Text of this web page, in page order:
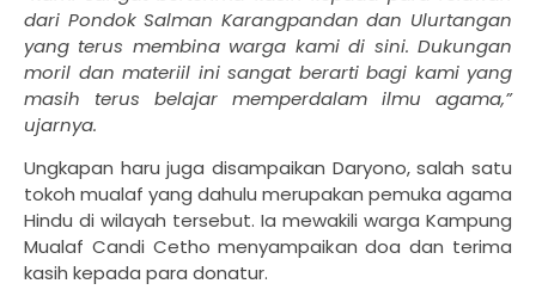
dari Pondok Salman Karangpandan dan Ulurtangan
yang terus membina warga kami di sini. Dukungan
moril dan materiil ini sangat berarti bagi kami yang
masih terus belajar memperdalam ilmu agama,”
ujarnya.
Ungkapan haru juga disampaikan Daryono, salah satu
tokoh mualaf yang dahulu merupakan pemuka agama
Hindu di wilayah tersebut. Ia mewakili warga Kampung
Mualaf Candi Cetho menyampaikan doa dan terima
kasih kepada para donatur.